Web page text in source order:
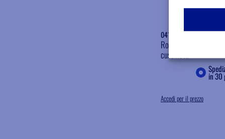
041TM088
Rotore compatibile
cuscinetti
in 30
Accedi per il prezzo